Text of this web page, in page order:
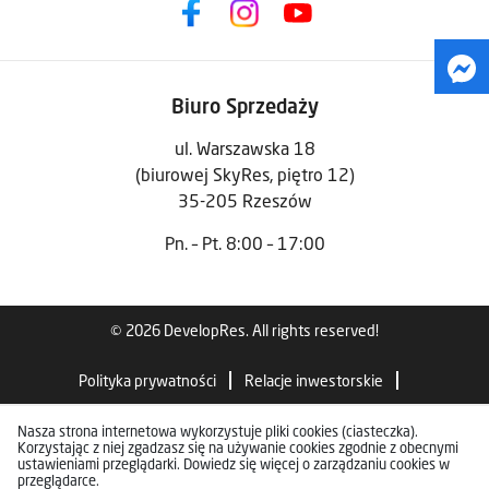
Biuro Sprzedaży
ul. Warszawska 18
(biurowej SkyRes, piętro 12)
35-205 Rzeszów
Pn. – Pt. 8:00 – 17:00
© 2026 DevelopRes. All rights reserved!
Polityka prywatności Relacje inwestorskie
Standardy wykończenia
Nasza strona internetowa wykorzystuje pliki cookies (ciasteczka).
Korzystając z niej zgadzasz się na używanie cookies zgodnie z obecnymi
ustawieniami przeglądarki. Dowiedz się więcej o zarządzaniu cookies w
przeglądarce.